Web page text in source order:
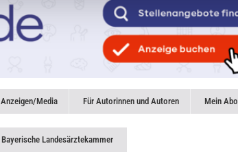
Anzeigen/Media Für Autorinnen und Autoren Mein Abo
Bayerische Landesärztekammer